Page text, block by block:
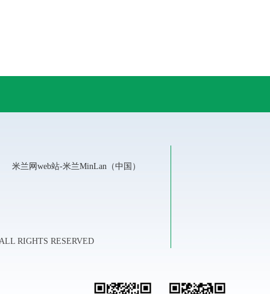
米兰网web站-米兰MinLan（中国）
RIGHTS RESERVED